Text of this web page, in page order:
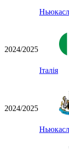
Ньюкасл
2024/2025
Італія
2024/2025
Ньюкасл